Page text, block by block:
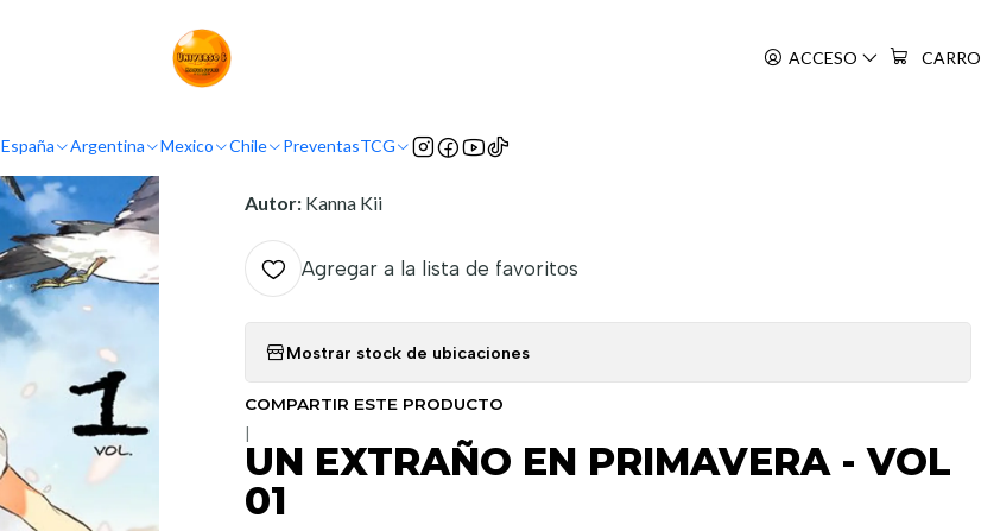
ACCESO CARRO
España Argentina Mexico Chile PreventasTCG
Nombre original:Harukaze No Étranger
Autor: Kanna Kii
Agregar a la lista de favoritos
Mostrar stock de ubicaciones
COMPARTIR ESTE PRODUCTO
UN EXTRAÑO EN PRIMAVERA - VOL
01